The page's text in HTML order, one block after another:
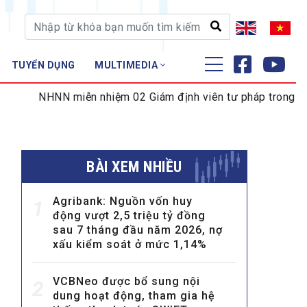
TUYỂN DỤNG MULTIMEDIA
ĐÀO TẠO - NGHIÊN CỨU
miễn nhiệm 02 Giám định viên tư pháp trong lĩnh vực tiền
BÀI XEM NHIỀU
Agribank: Nguồn vốn huy
động vượt 2,5 triệu tỷ đồng
sau 7 tháng đầu năm 2026, nợ
xấu kiểm soát ở mức 1,14%
VCBNeo được bổ sung nội
dung hoạt động, tham gia hệ